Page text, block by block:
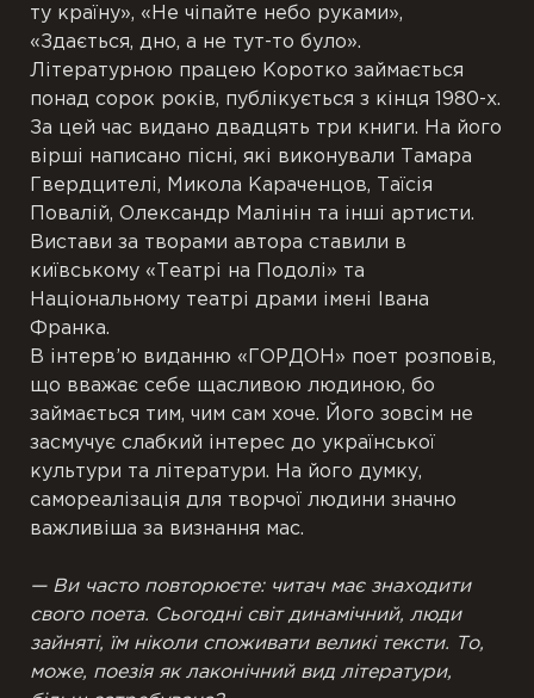
ту країну», «Не чіпайте небо руками»,
«Здається, дно, а не тут-то було».
Літературною працею Коротко займається
понад сорок років, публікується з кінця 1980-х.
За цей час видано двадцять три книги. На його
вірші написано пісні, які виконували Тамара
Гвердцителі, Микола Караченцов, Таїсія
Повалій, Олександр Малінін та інші артисти.
Вистави за творами автора ставили в
київському «Театрі на Подолі» та
Національному театрі драми імені Івана
Франка.
В інтерв’ю виданню «ГОРДОН» поет розповів,
що вважає себе щасливою людиною, бо
займається тим, чим сам хоче. Його зовсім не
засмучує слабкий інтерес до української
культури та літератури. На його думку,
самореалізація для творчої людини значно
важливіша за визнання мас.
— Ви часто повторюєте: читач має знаходити
свого поета. Сьогодні світ динамічний, люди
зайняті, їм ніколи споживати великі тексти. То,
може, поезія як лаконічний вид літератури,